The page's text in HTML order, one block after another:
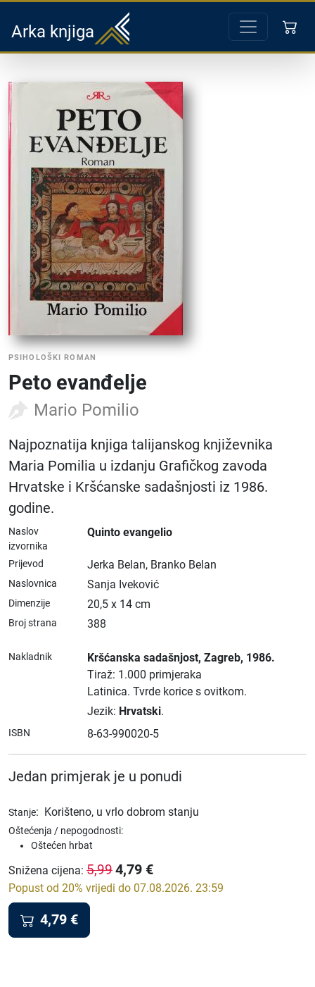
Arka knjiga
PSIHOLOŠKI ROMAN
Peto evanđelje
Mario Pomilio
Najpoznatija knjiga talijanskog književnika
Maria Pomilia u izdanju Grafičkog zavoda
Hrvatske i Kršćanske sadašnjosti iz 1986.
godine.
Naslov
izvornika
Quinto evangelio
Prijevod Jerka Belan, Branko Belan
Naslovnica Sanja Iveković
Dimenzije 20,5 x 14 cm
Broj strana 388
Nakladnik Kršćanska sadašnjost, Zagreb, 1986.
Tiraž: 1.000 primjeraka
Latinica. Tvrde korice s ovitkom.
Jezik: Hrvatski.
ISBN 8-63-990020-5
Jedan primjerak je u ponudi
Stanje: Korišteno, u vrlo dobrom stanju
Oštećenja / nepogodnosti:
Oštećen hrbat
Snižena cijena: 5,994,79 €
Popust od 20% vrijedi do 07.08.2026. 23:59
4,79 €